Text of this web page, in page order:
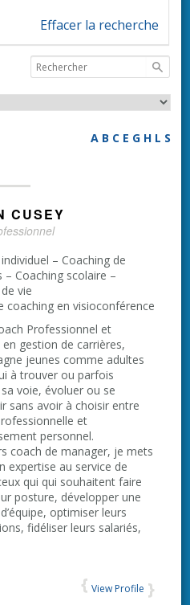
Effacer la recherche
A B C E G H L S
CUSEY
– Coaching de
– Coaching scolaire –
vie
coaching en visioconférence
Professionnel et
en gestion de carrières,
jeunes comme adultes
à trouver ou parfois
voie, évoluer ou se
sans avoir à choisir entre
et
personnel.
coach de manager, je mets
expertise au service de
qui qui souhaitent faire
posture, développer une
optimiser leurs
fidéliser leurs salariés,
View Profile